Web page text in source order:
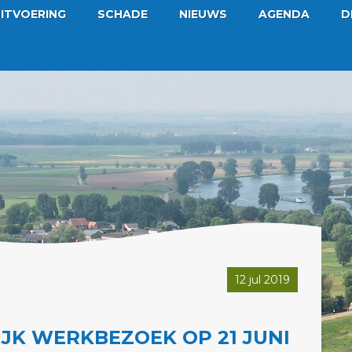
SCHADE NIEUWS AGENDA
WERKBEZOEK OP 21 JUNI
12 jul 2019